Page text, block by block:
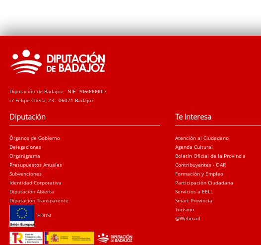
Diputación de Badajoz - NIF: P0600000D
c/ Felipe Checa, 23 - 06071 Badajoz
Diputación
Órganos de Gobierno
Delegaciones
Organigrama
Presupuestos Anuales
Subvenciones
Identidad Corporativa
Diputación Abierta
Diputación Transparente
EDUSI
Te interesa
Atención al Ciudadano
Agenda Cultural
Boletín Oficial de la Provincia
Contribuyentes - OAR
Formación y Empleo
Participación Ciudadana
Servicios a EELL
Smart Provincia
Turismo
@Webmail